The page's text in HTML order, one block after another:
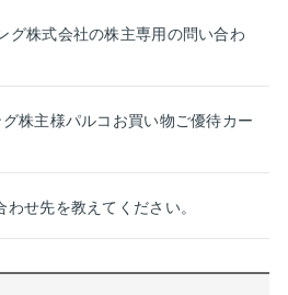
グ株式会社の株主専用の問い合わ
株主様パルコお買い物ご優待カー
せ先を教えてください。